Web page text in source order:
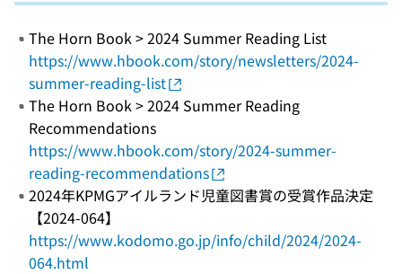
The Horn Book > 2024 Summer Reading List
https://www.hbook.com/story/newsletters/2024-
summer-reading-list
The Horn Book > 2024 Summer Reading
Recommendations
https://www.hbook.com/story/2024-summer-
reading-recommendations
2024年KPMGアイルランド児童図書賞の受賞作品決定
【2024-064】
https://www.kodomo.go.jp/info/child/2024/2024-
064.html